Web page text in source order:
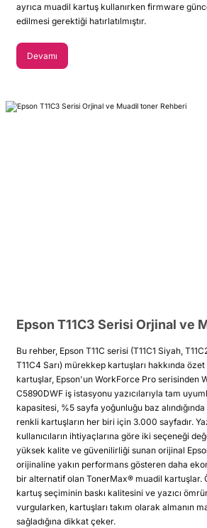
ayrıca muadil kartuş kullanırken firmware
edilmesi gerektiği hatırlatılmıştır.
Devamı
Bu rehber, Epson T11C serisi (T11C1 Siyah,
T11C4 Sarı) mürekkep kartuşları hakkında
kartuşlar, Epson'un WorkForce Pro serisinden
C5890DWF iş istasyonu yazıcılarıyla tam
kapasitesi, %5 sayfa yoğunluğu baz
renkli kartuşların her biri için 3.000 sayfadır.
kullanıcıların ihtiyaçlarına göre iki seçeneği
yüksek kalite ve güvenilirliği sunan orijinal
orijinaline yakın performans gösteren daha
bir alternatif olan TonerMax® muadil kartuşlar.
kartuş seçiminin baskı kalitesini ve yazıcı
vurgularken, kartuşları takım olarak almanın
sağladığına dikkat çeker.